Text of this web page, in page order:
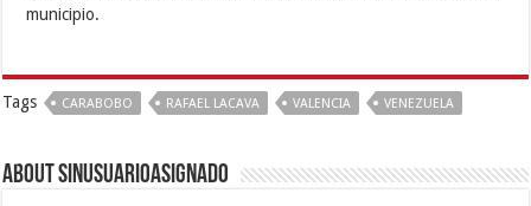
municipio.
Tags CARABOBO RAFAEL LACAVA VALENCIA VENEZUELA
About sinusuarioasignado